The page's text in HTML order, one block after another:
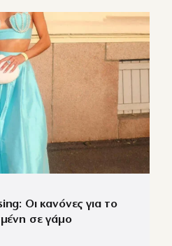
Οι κανόνες για το
σε γάμο